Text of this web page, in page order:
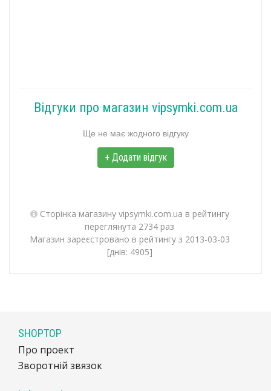
Відгуки про магазин vipsymki.com.ua
Ще не має жодного відгуку
+ Додати відгук
Сторінка магазину vipsymki.com.ua в рейтингу
переглянута 2734 раз
Магазин зареєстровано в рейтингу з 2013-03-03
[днів: 4905]
SHOPTOP
Про проект
Зворотній звязок